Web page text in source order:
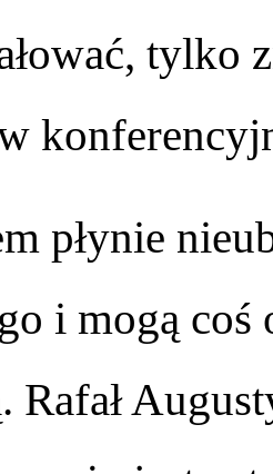
tylko
płynie
i mogą
Rafał